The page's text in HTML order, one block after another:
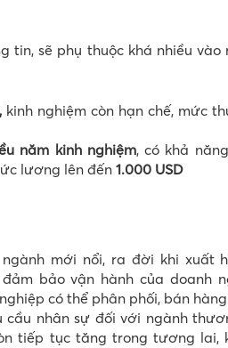
tin, sẽ phụ thuộc khá nhiều
kinh nghiệm còn hạn chế, mức
năm kinh nghiệm, có khả
lương lên đến 1.000 USD
mới nổi, ra đời khi xuất
bảo vận hành của doanh
có thể phân phối, bán
cầu nhân sự đối với ngành
tiếp tục tăng trong tương lai,